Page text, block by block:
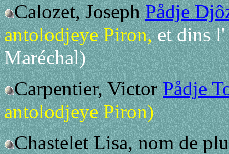
Calozet, JosephPådje
antolodjeye Piron,et dins l'
Maréchal)
Carpentier, VictorPådje
antolodjeye Piron)
Chastelet Lisa, nom de